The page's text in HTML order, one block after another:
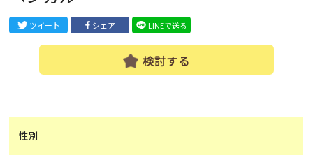
ツイート シェア LINEで送る
検討する
性別